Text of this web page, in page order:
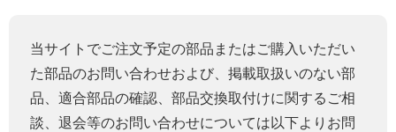
当サイトでご注文予定の部品またはご購入いただい
た部品のお問い合わせおよび、掲載取扱いのない部
品、適合部品の確認、部品交換取付けに関するご相
談、退会等のお問い合わせについては以下よりお問